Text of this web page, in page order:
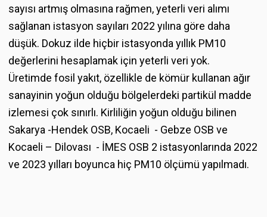
sayısı artmış olmasına rağmen, yeterli veri alımı
sağlanan istasyon sayıları 2022 yılına göre daha
düşük. Dokuz ilde hiçbir istasyonda yıllık PM10
değerlerini hesaplamak için yeterli veri yok.
Üretimde fosil yakıt, özellikle de kömür kullanan ağır
sanayinin yoğun olduğu bölgelerdeki partikül madde
izlemesi çok sınırlı. Kirliliğin yoğun olduğu bilinen
Sakarya -Hendek OSB, Kocaeli - Gebze OSB ve
Kocaeli – Dilovası - İMES OSB 2 istasyonlarında 2022
ve 2023 yılları boyunca hiç PM10 ölçümü yapılmadı.